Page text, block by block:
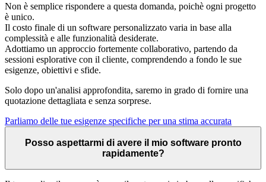
Non è semplice rispondere a questa domanda, poichè ogni progetto
è unico.
Il costo finale di un software personalizzato varia in base alla
complessità e alle funzionalità desiderate.
Adottiamo un approccio fortemente collaborativo, partendo da
sessioni esplorative con il cliente, comprendendo a fondo le sue
esigenze, obiettivi e sfide.
Solo dopo un'analisi approfondita, saremo in grado di fornire una
quotazione dettagliata e senza sorprese.
Parliamo delle tue esigenze specifiche per una stima accurata
Posso aspettarmi di avere il mio software pronto
rapidamente?